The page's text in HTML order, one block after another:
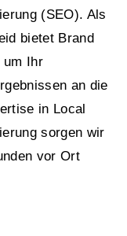
(SEO). Als
bietet Brand
um Ihr
an die
in Local
sorgen wir
vor Ort